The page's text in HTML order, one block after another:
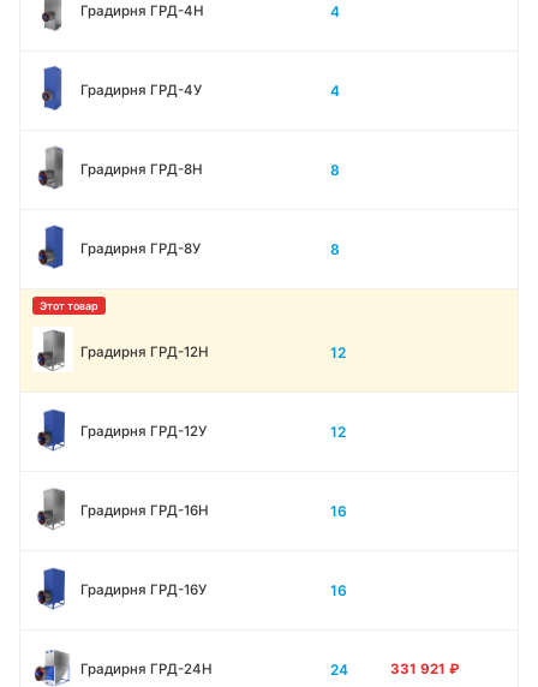
Градирня ГРД-4H 4
Градирня ГРД-4У 4
Градирня ГРД-8H 8
Градирня ГРД-8У 8
Градирня ГРД-12H 12
Градирня ГРД-12У 12
Градирня ГРД-16Н 16
Градирня ГРД-16У 16
Градирня ГРД-24Н 24 331 921 ₽